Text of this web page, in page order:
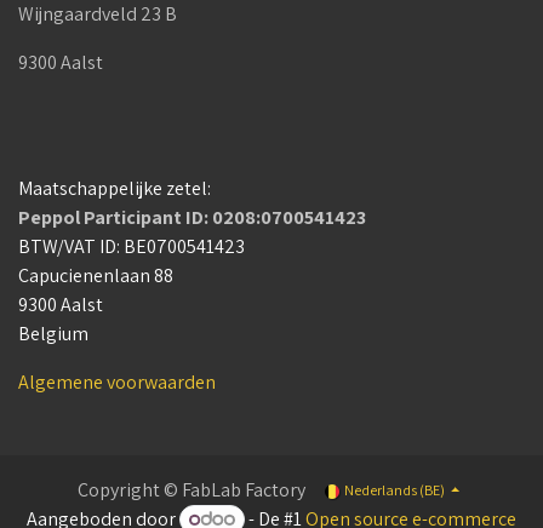
Wijngaardveld 23 B
9300 Aalst
Maatschappelijke zetel:
Peppol Participant ID: 0208:0700541423
BTW/VAT ID: BE0700541423
Capucienenlaan 88
9300 Aalst
Belgium
Algemene voorwaarden
Copyright © FabLab Factory Nederlands (BE)
Aangeboden door - De #1Open source e-commerce